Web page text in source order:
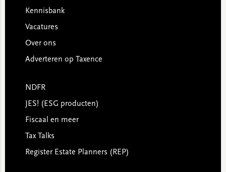
Kennisbank
Vacatures
Over ons
Adverteren op Taxence
NDFR
JES! (ESG producten)
Fiscaal en meer
Tax Talks
Register Estate Planners (REP)